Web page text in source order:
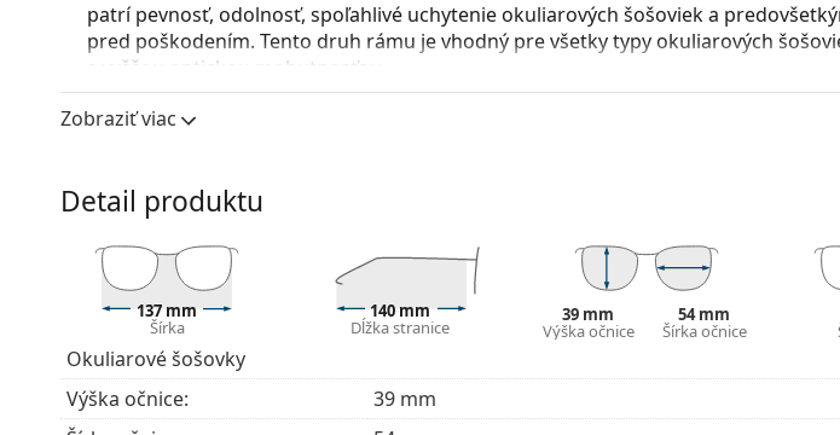
patrí pevnosť, odolnosť, spoľahlivé uchytenie okuliarových šošoviek a
pred poškodením. Tento druh rámu je vhodný pre všetky typy okuliarových
s vyššou optickou mohutnosťou.
Príslušenstvo
modely môžu namiesto handričky obsahovať textilné vrecko.
Ide o zdravotnícku pomôcku. Pred použitím si prečítajte pokyny.
Zobraziť viac
Detail produktu
137 mm
Šírka
140 mm
Dĺžka stranice
39 mm
Výška očnice
54 mm
Šírka očnice
Okuliarové šošovky
Výška očnice:
39 mm